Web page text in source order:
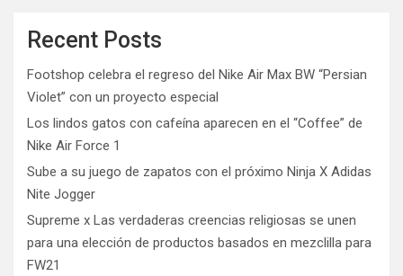
Recent Posts
Footshop celebra el regreso del Nike Air Max BW “Persian
Violet” con un proyecto especial
Los lindos gatos con cafeína aparecen en el “Coffee” de
Nike Air Force 1
Sube a su juego de zapatos con el próximo Ninja X Adidas
Nite Jogger
Supreme x Las verdaderas creencias religiosas se unen
para una elección de productos basados ​​en mezclilla para
FW21